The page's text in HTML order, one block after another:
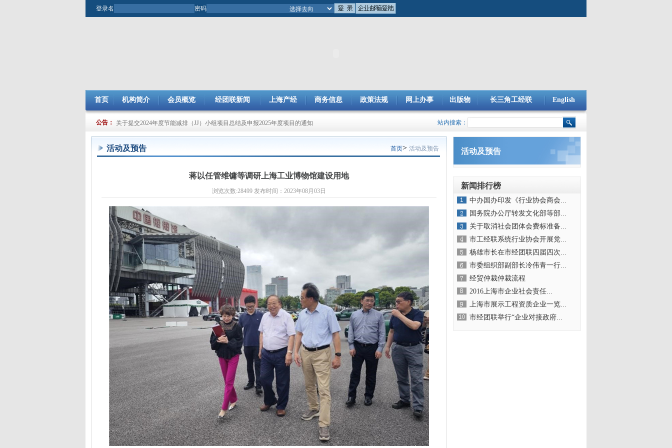
登录名 密码
首页 机构简介 会员概览 经团联新闻 上海产经 商务信息 政策法规 网上办事 出版物 长三角工经联 English
公告：
关于开展2025年市企业管理现代化创新成果评审工作的通知
关于提交2024年度节能减排（JJ）小组项目总结及申报2025年度项目的通知
站内搜索：
活动及预告 首页> 活动及预告
蒋以任管维镛等调研上海工业博物馆建设用地
浏览次数:28499 发布时间：2023年08月03日
活动及预告
新闻排行榜
中办国办印发《行业协会商会...
国务院办公厅转发文化部等部...
关于取消社会团体会费标准备...
市工经联系统行业协会开展党...
杨雄市长在市经团联四届四次...
市委组织部副部长冷伟青一行...
经贸仲裁仲裁流程
2016上海市企业社会责任...
上海市展示工程资质企业一览...
市经团联举行“企业对接政府...